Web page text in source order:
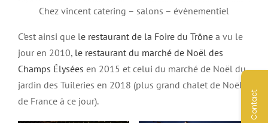
Chez vincent catering – salons – évènementiel
C’est ainsi que le restaurant de la Foire du Trône a vu le
jour en 2010, le restaurant du marché de Noël des
Champs Élysées en 2015 et celui du marché de Noël du
jardin des Tuileries en 2018 (plus grand chalet de Noël
de France à ce jour).
Contact